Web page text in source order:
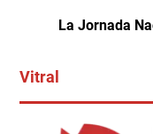
La Jornada
Vitral